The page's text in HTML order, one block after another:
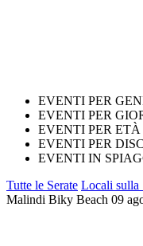
EVENTI PER
EVENTI PER
EVENTI PER ETÀ
EVENTI PER
EVENTI IN
Tutte le Serate Locali sulla
Malindi Biky Beach 09